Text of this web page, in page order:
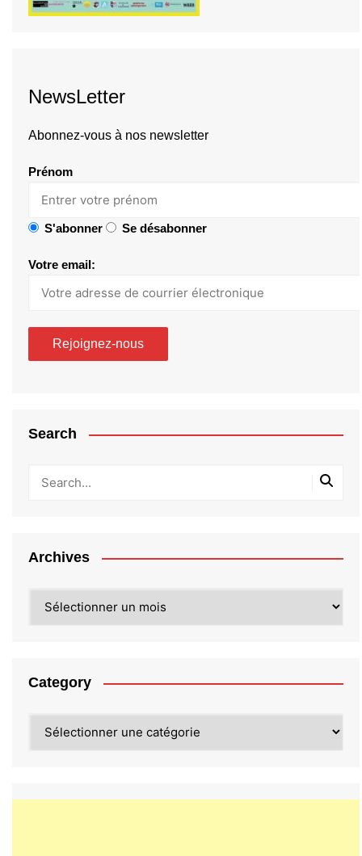
NewsLetter
Abonnez-vous à nos newsletter
Prénom
S'abonner Se désabonner
Votre email:
Search
Archives
Category